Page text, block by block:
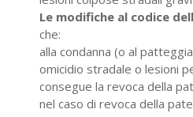
Le modifiche al codice
che:
alla condanna (o al
omicidio stradale o lesioni
consegue la revoca della
nel caso di revoca della